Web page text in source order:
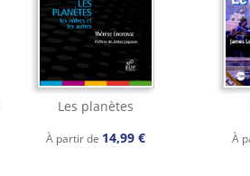
Les planètes
À partir de 14,99 € À